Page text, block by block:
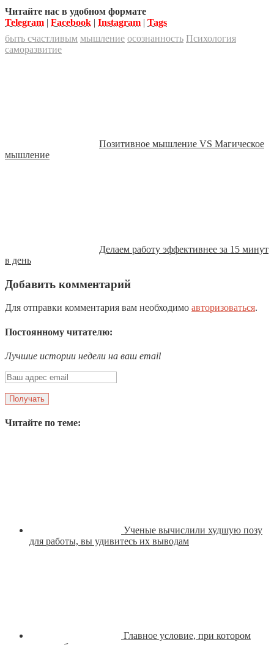
Читайте нас в удобном формате
Telegram | Facebook | Instagram | Tags
быть счастливым мышление осознанность Психология
саморазвитие
Позитивное мышление VS Магическое
мышление
Делаем работу эффективнее за 15 минут
в день
Добавить комментарий
Для отправки комментария вам необходимо авторизоваться.
Постоянному читателю:
Лучшие истории недели на ваш email
Читайте по теме:
Ученые вычислили худшую позу
для работы, вы удивитесь их выводам
Главное условие, при котором